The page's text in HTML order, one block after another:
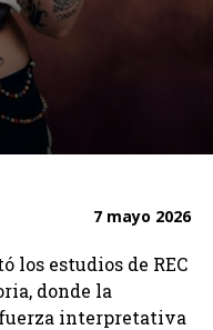
7 mayo 2026
estudios de REC
donde la
interpretativa